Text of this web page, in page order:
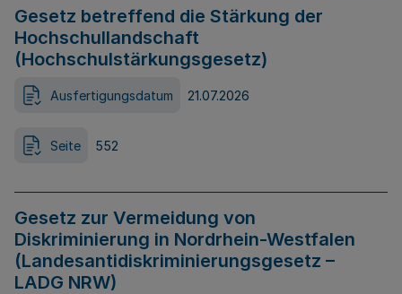
Gesetz betreffend die Stärkung der
Hochschullandschaft
(Hochschulstärkungsgesetz)
Ausfertigungsdatum 21.07.2026
Seite 552
Gesetz zur Vermeidung von
Diskriminierung in Nordrhein-Westfalen
(Landesantidiskriminierungsgesetz –
LADG NRW)